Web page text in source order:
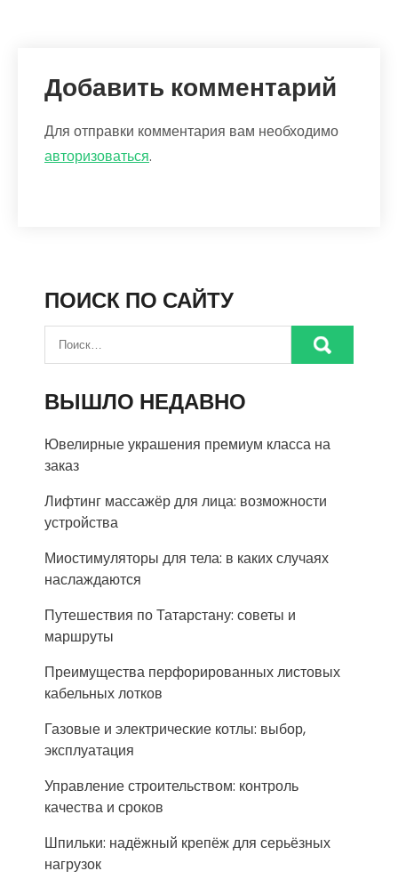
Добавить комментарий
Для отправки комментария вам необходимо
авторизоваться.
ПОИСК ПО САЙТУ
ВЫШЛО НЕДАВНО
Ювелирные украшения премиум класса на
заказ
Лифтинг массажёр для лица: возможности
устройства
Миостимуляторы для тела: в каких случаях
наслаждаются
Путешествия по Татарстану: советы и
маршруты
Преимущества перфорированных листовых
кабельных лотков
Газовые и электрические котлы: выбор,
эксплуатация
Управление строительством: контроль
качества и сроков
Шпильки: надёжный крепёж для серьёзных
нагрузок